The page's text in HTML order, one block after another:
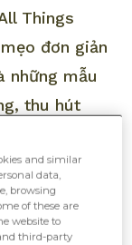
Things
đơn giản
những mẫu
thu hút
dễ
and similar
data,
browsing
of these are
website to
third-party